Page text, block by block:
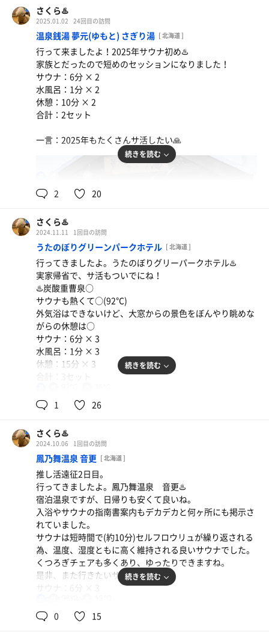
さくら♨️
2025.01.02 24回目の訪問
温泉銭湯 夢元(ゆもと) さぎり湯 [ 北海道 ]
行って来ましたよ！2025年サウナ初め♨️
家族とだったので短めのセッションになりました！
サウナ：6分 × 2
水風呂：1分 × 2
休憩：10分 × 2
合計：2セット
一言：2025年もたくさんサ活したい🙏
続きを読む
2 20
さくら♨️
2024.11.11 1回目の訪問
うたのぼりグリーンパークホテル [ 北海道 ]
行ってきましたよ。うたのぼりグリーパークホテル♨️
実家帰省で、サ活もついでにね！
♨️炭酸重曹泉○
サウナも熱くて○(92℃)
外気浴はできないけど、大窓からの景色をぼんやり眺めな
がらの休憩は○
サウナ：6分 × 3
水風呂：1分 × 3
休憩：15分 × 3
続きを読む
1 26
さくら♨️
2024.10.06 1回目の訪問
鳳乃舞温泉 音更 [ 北海道 ]
推し活遠征2日目。
行ってきましたよ。鳳乃舞温泉 音更♨️
宿泊温泉ですが、日帰りも安くて良いね。
入浴やサウナの指南書案内もデカデカと何ヶ所にも掲示さ
れていました。
サウナは短時間で(約10分)セルフロウリュが繰り返される
為、温度、湿度ともに高く維持される良いサウナでした。
くつろぎチェアも多くあり、ゆったりできますね。
是非、また行きたいサウナです！
休憩：15分 × 3
合計：3セット
続きを読む
0 15